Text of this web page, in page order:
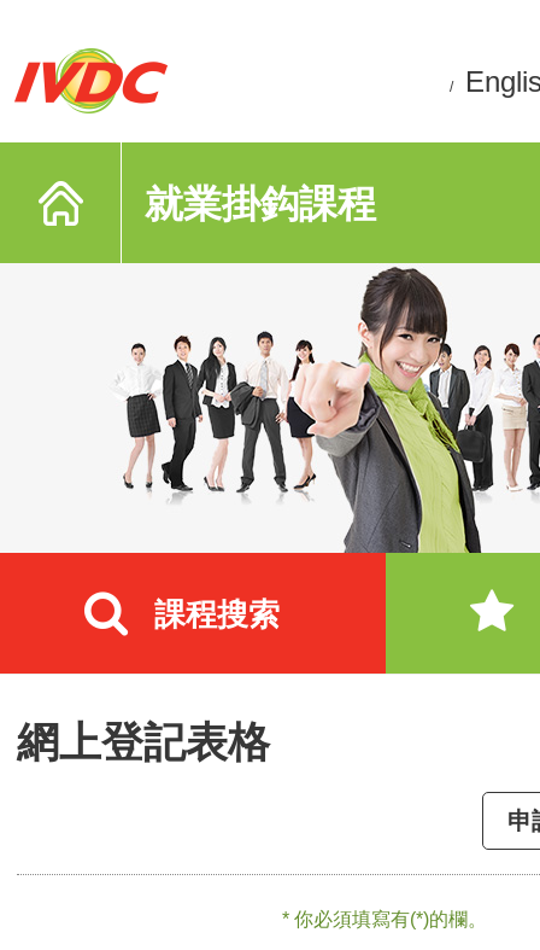
/
就業掛鈎課程
課程搜索
網上登記表格
申
* 你必須填寫有(*)的欄。